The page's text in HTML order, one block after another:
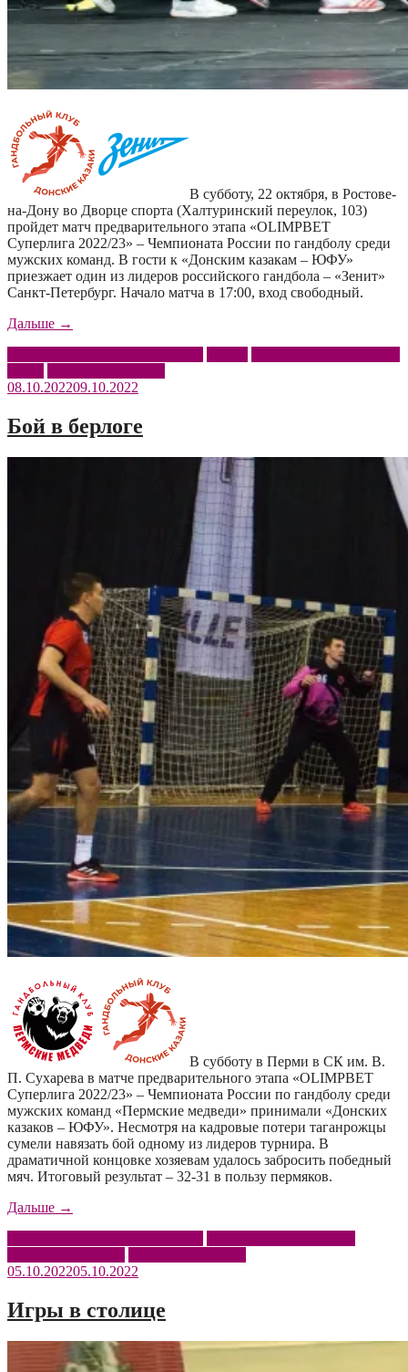
В субботу, 22 октября, в Ростове-
на-Дону во Дворце спорта (Халтуринский переулок, 103)
пройдет матч предварительного этапа «OLIMPBET
Суперлига 2022/23» – Чемпионата России по гандболу среди
мужских команд. В гости к «Донским казакам – ЮФУ»
приезжает один из лидеров российского гандбола – «Зенит»
Санкт-Петербург. Начало матча в 17:00, вход свободный.
Дальше «Приглашаем
казаки
ЮФУ»
–
«Зенит»»
→
08.10.202209.10.2022
Бой в берлоге
В субботу в Перми в СК им. В.
П. Сухарева в матче предварительного этапа «OLIMPBET
Суперлига 2022/23» – Чемпионата России по гандболу среди
мужских команд «Пермские медведи» принимали «Донских
казаков – ЮФУ». Несмотря на кадровые потери таганрожцы
сумели навязать бой одному из лидеров турнира. В
драматичной концовке хозяевам удалось забросить победный
мяч. Итоговый результат – 32-31 в пользу пермяков.
Дальше «Бой
→
05.10.202205.10.2022
Игры в столице